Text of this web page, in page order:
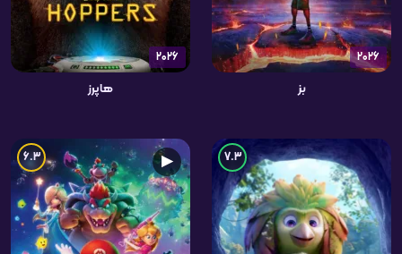
2026
بز
2026
هاپرز
7.3
▶
6.3